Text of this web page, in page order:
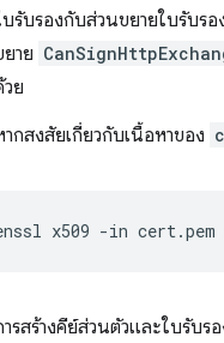
บรับรองกับส่วนขยายใบรับรอ
าย
ย
ากสงสัยเกี่ยวกับเนื้อหาของ
x509 -in cert.pem
ารสร้างคีย์ส่วนตัวและใบรับ